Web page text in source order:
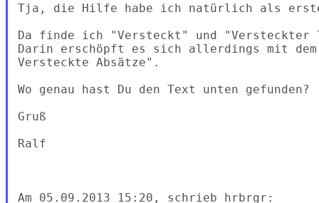
Tja, die Hilfe habe ich natürlich als
Da finde ich "Versteckt" und "Versteckter
Darin erschöpft es sich allerdings mit
Versteckte Absätze".
Wo genau hast Du den Text unten gefunden?
Gruß
Ralf